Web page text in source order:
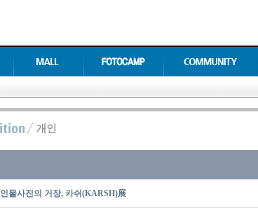
인물사진의 거장, 카쉬(KARSH)展